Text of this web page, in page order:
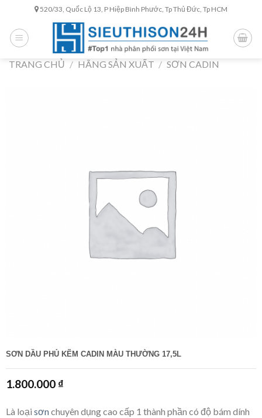
content
520/33, Quốc Lộ 13, P Hiệp Bình Phước, Tp Thủ Đức, Tp HCM
TRANG CHỦ / HÃNG SẢN XUẤT / SƠN CADIN
SƠN DẦU PHỦ KẼM CADIN MÀU THƯỜNG 17,5L
1.800.000 ₫
Là loại sơnchuyên dụng cao cấp 1 thành phần có độ bám dính